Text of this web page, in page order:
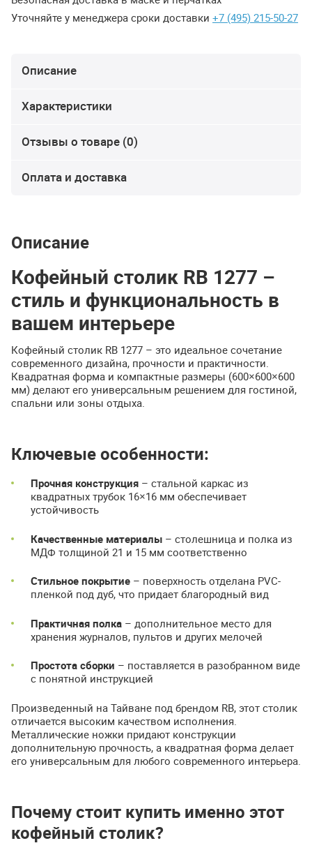
Уточняйте у менеджера сроки доставки +7 (495) 215-50-27
Описание
Характеристики
Отзывы о товаре (0)
Оплата и доставка
Описание
Кофейный столик RB 1277 –
стиль и функциональность в
вашем интерьере
Кофейный столик RB 1277 – это идеальное сочетание
современного дизайна, прочности и практичности.
Квадратная форма и компактные размеры (600×600×600
мм) делают его универсальным решением для гостиной,
спальни или зоны отдыха.
Ключевые особенности:
Прочная конструкция – стальной каркас из
квадратных трубок 16×16 мм обеспечивает
устойчивость
Качественные материалы – столешница и полка из
МДФ толщиной 21 и 15 мм соответственно
Стильное покрытие – поверхность отделана PVC-
пленкой под дуб, что придает благородный вид
Практичная полка – дополнительное место для
хранения журналов, пультов и других мелочей
Простота сборки – поставляется в разобранном виде
с понятной инструкцией
Произведенный на Тайване под брендом RB, этот столик
отличается высоким качеством исполнения.
Металлические ножки придают конструкции
дополнительную прочность, а квадратная форма делает
его универсальным для любого современного интерьера.
Почему стоит купить именно этот
кофейный столик?